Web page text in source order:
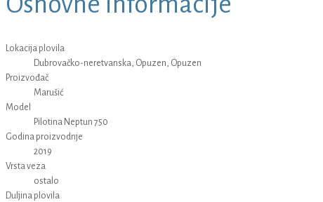
Lokacija plovila
Dubrovačko-neretvanska, Opuzen, Opuzen
Proizvođač
Marušić
Model
Pilotina Neptun 750
Godina proizvodnje
2019
Vrsta veza
ostalo
Duljina plovila